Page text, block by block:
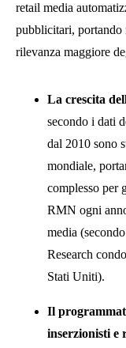
retail media
pubblicitari, portando
rilevanza maggiore
La crescita
secondo i dati
dal 2010 sono
mondiale,
complesso per
RMN ogni
media
Research
Stati Uniti).
Il
inserzionisti e